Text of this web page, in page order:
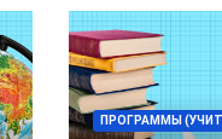
ПРОГРАММЫ